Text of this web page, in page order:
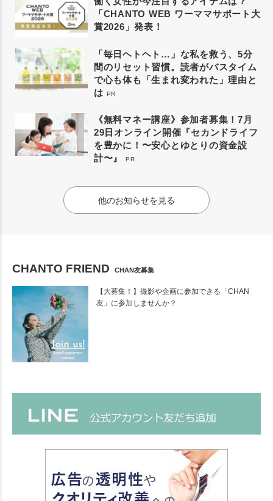
「CHANTO WEB ワーママサポート大
賞2026」発表！
「毎日ヘトヘト…」な私を救う、5分
間のリセット習慣。読者がバスタイム
で心も体も「生まれ変われた」理由と
は PR
《無料マネー講座》参加者募集！7月
29日オンライン開催『セカンドライフ
を豊かに！〜安心とゆとりの資金設
計〜』
PR
他のお知らせを見る
CHANTO FRIEND CHAN友募集
【大募集！】撮影や企画に参加できる「CHAN
友」に参加しませんか？